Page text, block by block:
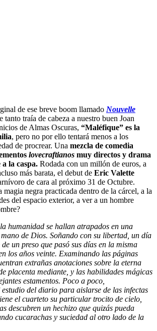
de ese breve boom llamado Nouvelle
tanto traía de cabeza a nuestro buen Joan
de Almas Oscuras, “Maléfique” es la
, pero no por ello tentará menos a los
de procrear. Una mezcla de comedia
lovecraftianos muy directos y drama
la caspa. Rodada con un millón de euros, a
más barata, el debut de Eric Valette
de cara al próximo 31 de Octubre.
magia negra practicada dentro de la cárcel, a la
del espacio exterior, a ver a un hombre
humanidad se hallan atrapados en una
de Dios. Soñando con su libertad, un día
un preso que pasó sus días en la misma
los años veinte. Examinando las páginas
extrañas anotaciones sobre la eterna
placenta mediante, y las habilidades mágicas
estamentos. Poco a poco,
estudio del diario para aislarse de las infectas
el cuarteto su particular trocito de cielo,
descubren un hechizo que quizás pueda
cucarachas y suciedad al otro lado de la